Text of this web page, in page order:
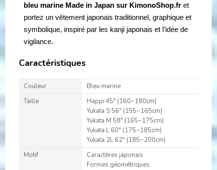
bleu marine Made in Japan sur KimonoShop.fr et
portez un vêtement japonais traditionnel, graphique et
symbolique, inspiré par les kanji japonais et l’idée de
vigilance.
Caractéristiques
Couleur
Bleu marine
Taille
Happi 45" (160~180cm)
Yukata S 56" (155~165cm)
Yukata M 58" (165~175cm)
Yukata L 60" (175~185cm)
Yukata 2L 62" (185~200cm)
Motif
Caractères japonais
Formes géométriques